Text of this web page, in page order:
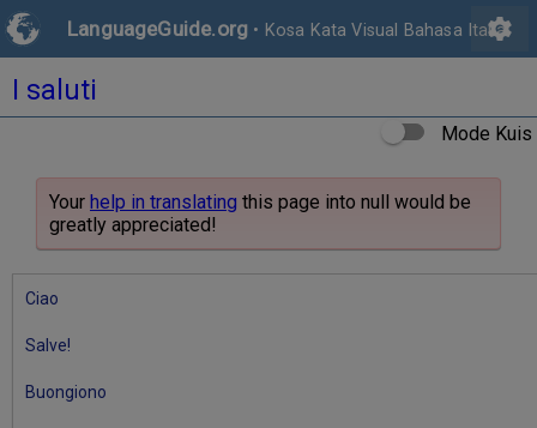
LanguageGuide.org • Kosa Kata Visual Bahasa Italia
settings
I saluti
Mode Kuis
Your help in translating this page into null would be
greatly appreciated!
Ciao
Salve!
Buongiono